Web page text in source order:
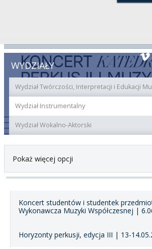
WYDZIAŁY
Wydział Twórczości, Interpretacji i Edukacji
Wydział Instrumentalny
Wydział Wokalno-Aktorski
Pokaż więcej opcji
Koncert studentów i studentek
Wykonawcza Muzyki Współczesnej |
Horyzonty perkusji, edycja III | 13-